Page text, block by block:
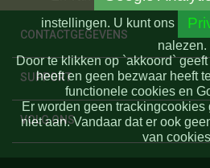
CONTACTGEGEVENS
SUPPORT
VOLG ONS
instellingen. U kunt ons
nalezen.
Door te klikken op `akkoord`
heeft en geen bezwaar heeft
functionele cookies en
Er worden geen
niet aan. Vandaar dat er ook
van